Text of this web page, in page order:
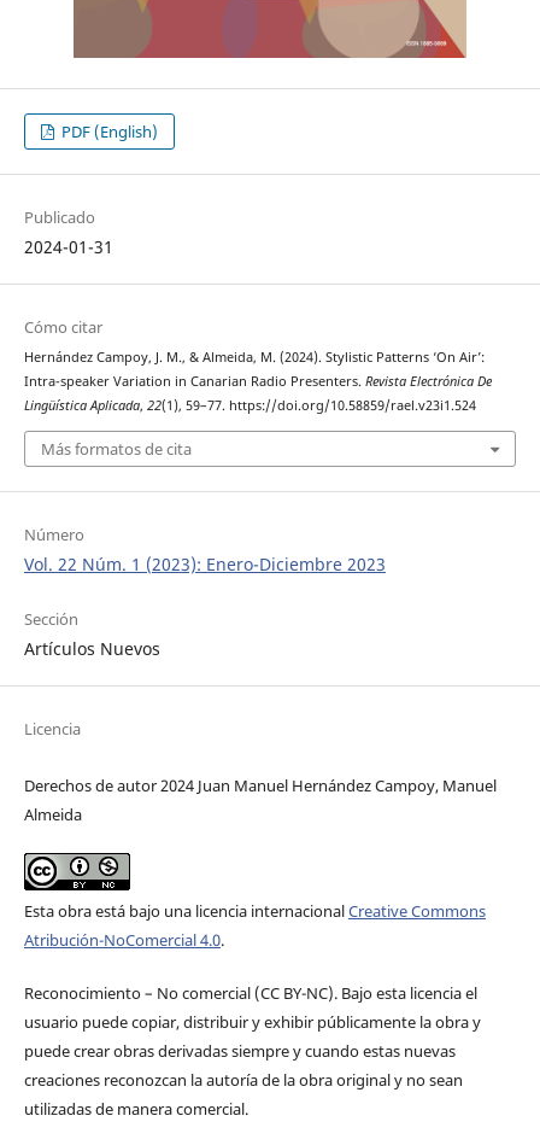
PDF (English)
Publicado
2024-01-31
Cómo citar
Hernández Campoy, J. M., & Almeida, M. (2024). Stylistic Patterns ‘On Air’:
Intra-speaker Variation in Canarian Radio Presenters. Revista Electrónica De
Lingüística Aplicada, 22(1), 59–77. https://doi.org/10.58859/rael.v23i1.524
Más formatos de cita
Número
Vol. 22 Núm. 1 (2023): Enero-Diciembre 2023
Sección
Artículos Nuevos
Licencia
Derechos de autor 2024 Juan Manuel Hernández Campoy, Manuel
Almeida
Esta obra está bajo una licencia internacionalCreative Commons
Atribución-NoComercial 4.0.
Reconocimiento – No comercial (CC BY-­NC). Bajo esta licencia el
usuario puede copiar, distribuir y exhibir públicamente la obra y
puede crear obras derivadas siempre y cuando estas nuevas
creaciones reconozcan la autoría de la obra original y no sean
utilizadas de manera comercial.